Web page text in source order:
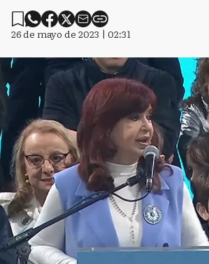
26 de mayo de 2023 | 02:31